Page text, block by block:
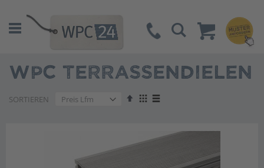
Suche
WPC TERRASSENDIELEN
SORTIEREN
AbsteigendAnzeigen